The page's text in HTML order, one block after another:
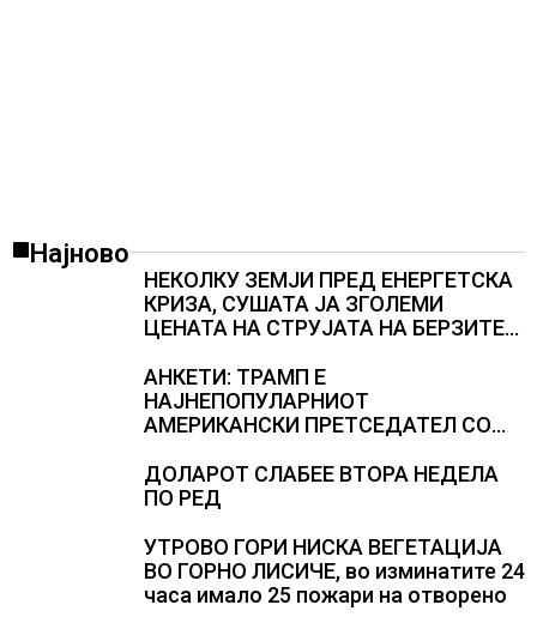
Најново
НЕКОЛКУ ЗЕМЈИ ПРЕД ЕНЕРГЕТСКА
КРИЗА, СУШАТА ЈА ЗГОЛЕМИ
ЦЕНАТА НА СТРУЈАТА НА БЕРЗИТЕ
АНКЕТИ: ТРАМП Е
НАЈНЕПОПУЛАРНИОТ
АМЕРИКАНСКИ ПРЕТСЕДАТЕЛ СО
резултатите од последните анкети
ДОЛАРОТ СЛАБЕЕ ВТОРА НЕДЕЛА
ПО РЕД
УТРОВО ГОРИ НИСКА ВЕГЕТАЦИЈА
ВО ГОРНО ЛИСИЧЕ, во изминатите 24
часа имало 25 пожари на отворено